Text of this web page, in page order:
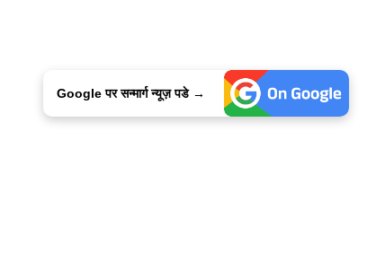
Google पर सन्मार्ग न्यूज़ पडे →